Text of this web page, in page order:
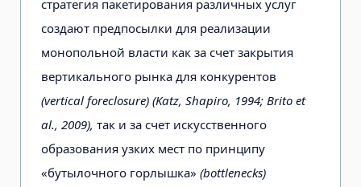
стратегия пакетирования различных услуг
создают предпосылки для реализации
монопольной власти как за счет закрытия
вертикального рынка для конкурентов
(vertical foreclosure) (Katz, Shapiro, 1994; Brito et
al., 2009), так и за счет искусственного
образования узких мест по принципу
«бутылочного горлышка» (bottlenecks)